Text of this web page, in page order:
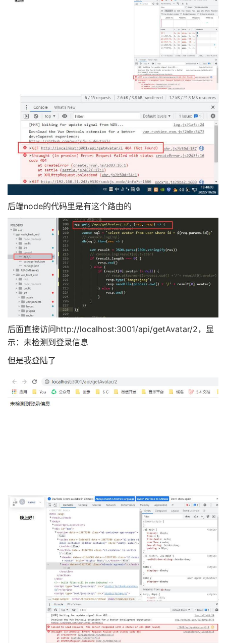
后端node的代码里是有这个路由的
后面直接访问http://localhost:3001/api/getAvatar/2，显
示：未检测到登录信息
但是我登陆了